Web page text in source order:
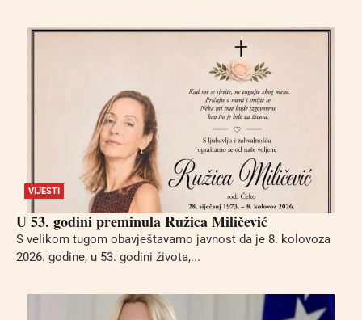
VIJESTI
U 53. godini preminula Ružica Miličević
S velikom tugom obavještavamo javnost da je 8. kolovoza
2026. godine, u 53. godini života,...